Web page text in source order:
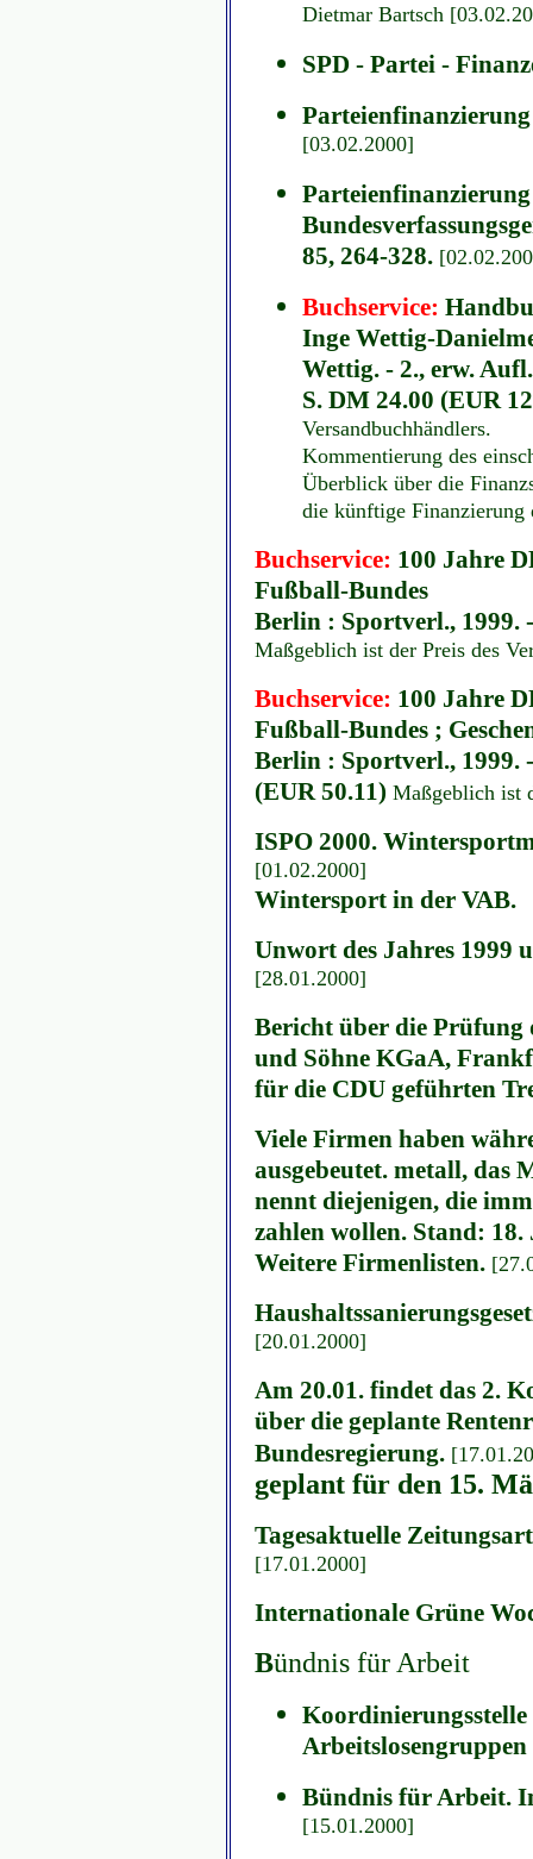
Dietmar Bartsch
SPD - Partei -
[03.02.2000]
85, 264-328.
Buchservice:
Inge Wettig-
Wettig. - 2., erw.
S. DM 24.00 (EUR
Versandbuchhändlers.
Kommentierung des
Überblick über die
die künftige
Buchservice: 100 Jahre
Fußball-Bundes
Berlin : Sportverl., 1999.
Maßgeblich ist der Preis des
Buchservice: 100 Jahre
Fußball-Bundes ;
Berlin : Sportverl., 1999.
(EUR 50.11) Maßgeblich ist
ISPO 2000.
[01.02.2000]
Wintersport in der VAB.
Unwort des Jahres 1999
[28.01.2000]
Bericht über die Prüfung
und Söhne KGaA,
für die CDU geführten
Viele Firmen haben
ausgebeutet. metall, das
nennt diejenigen, die
zahlen wollen. Stand: 18.
Weitere Firmenlisten.
[20.01.2000]
Am 20.01. findet das 2.
über die geplante
Bundesregierung.
geplant für den 15.
Tagesaktuelle
[17.01.2000]
Internationale Grüne
Bündnis für Arbeit
Bündnis für Arbeit.
[15.01.2000]